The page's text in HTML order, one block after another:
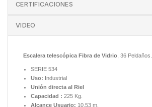
CERTIFICACIONES
VIDEO
Escalera telescópica Fibra de Vidrio, 36 Peldaños.
SERIE 534
Uso: Industrial
Unión directa al Riel
Capacidad : 225 Kg.
Alcance Usuario: 10.53 m.